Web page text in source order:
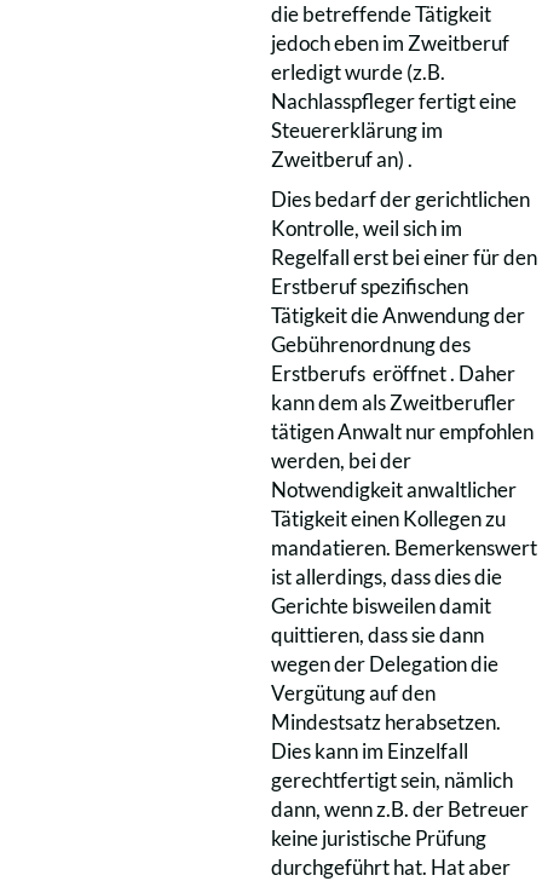
die betreffende Tätigkeit
jedoch eben im Zweitberuf
erledigt wurde (z.B.
Nachlasspfleger fertigt eine
Steuererklärung im
Zweitberuf an) .
Dies bedarf der gerichtlichen
Kontrolle, weil sich im
Regelfall erst bei einer für den
Erstberuf spezifischen
Tätigkeit die Anwendung der
Gebührenordnung des
Erstberufs eröffnet . Daher
kann dem als Zweitberufler
tätigen Anwalt nur empfohlen
werden, bei der
Notwendigkeit anwaltlicher
Tätigkeit einen Kollegen zu
mandatieren. Bemerkenswert
ist allerdings, dass dies die
Gerichte bisweilen damit
quittieren, dass sie dann
wegen der Delegation die
Vergütung auf den
Mindestsatz herabsetzen.
Dies kann im Einzelfall
gerechtfertigt sein, nämlich
dann, wenn z.B. der Betreuer
keine juristische Prüfung
durchgeführt hat. Hat aber